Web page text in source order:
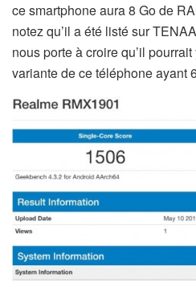
ce smartphone aura 8 Go de
notez qu’il a été listé sur
nous porte à croire qu’il
variante de ce téléphone ayant